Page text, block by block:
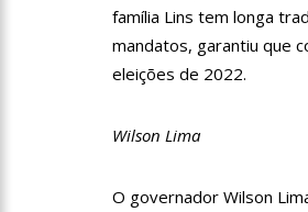
família Lins tem longa
mandatos, garantiu que
eleições de 2022.
Wilson Lima
O governador Wilson